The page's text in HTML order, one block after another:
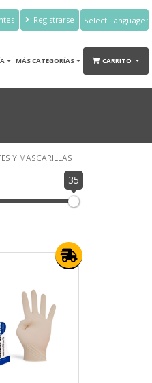
Registrarse
Translate
MÁS CATEGORÍAS CARRITO
Y MASCARILLAS
35